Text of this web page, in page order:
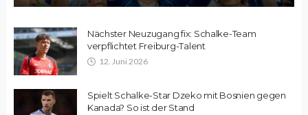
Nächster Neuzugang fix: Schalke-Team
verpflichtet Freiburg-Talent
12. Juni 2026
Spielt Schalke-Star Dzeko mit Bosnien gegen
Kanada? So ist der Stand